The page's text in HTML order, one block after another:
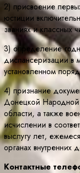
2) присвоение
юстиции
званиях и классных
3) определение
диспансеризации в
установленном
4) признание
Донецкой Народной
области, а также
исчислении в
выслугу лет,
органах
Контактные